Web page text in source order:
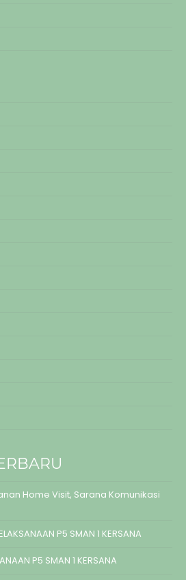
Home Visit, Sarana Komunikasi
P5 SMAN 1 KERSANA
P5 SMAN 1 KERSANA